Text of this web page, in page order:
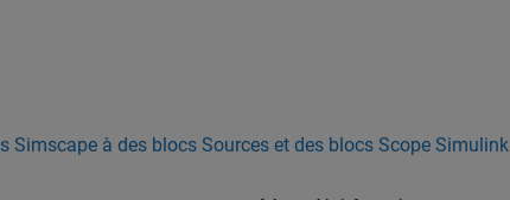
Simscape à des blocs Sources et des blocs Scope Simulink